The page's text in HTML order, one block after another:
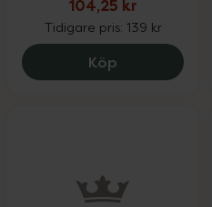
104,25 kr
Tidigare pris: 139 kr
Köp Umberto